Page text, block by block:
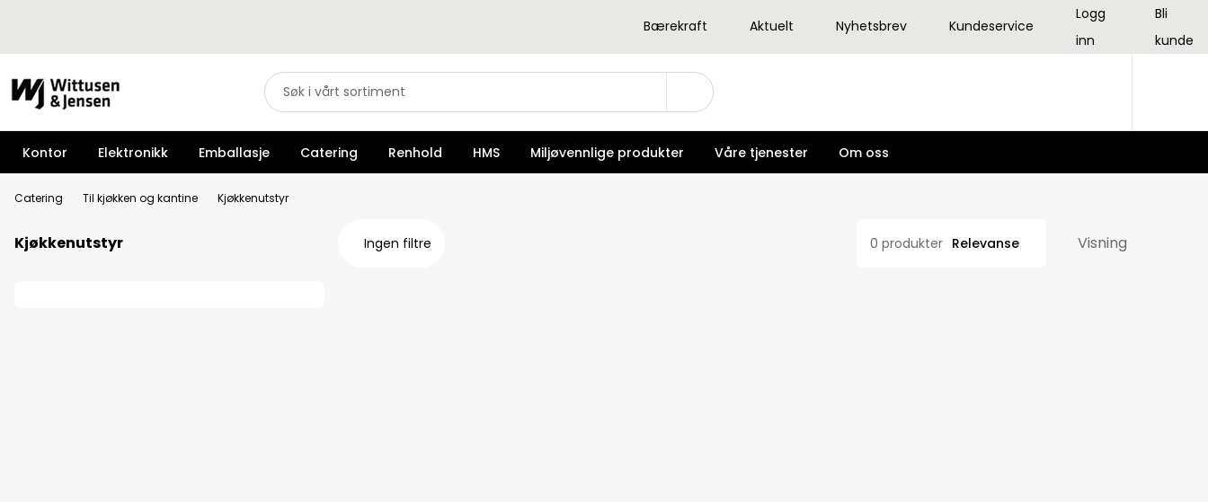
Bærekraft Aktuelt Nyhetsbrev Kundeservice
Logg
inn
Bli
kunde
Kontor Elektronikk Emballasje Catering Renhold HMS Miljøvennlige produkter Våre tjenester Om oss
Catering Til kjøkken og kantine Kjøkkenutstyr
Kjøkkenutstyr Ingen filtre 0 produkter Relevanse Visning